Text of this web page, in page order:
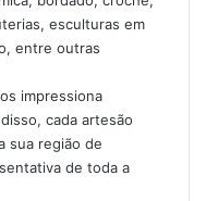
esculturas em
entre outras
impressiona
cada artesão
sua região de
de toda a